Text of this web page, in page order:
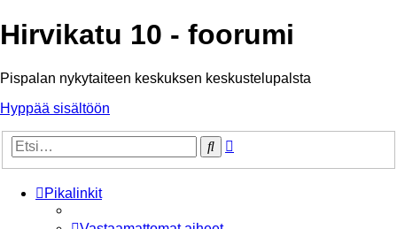
Hirvikatu 10 - foorumi
Pispalan nykytaiteen keskuksen keskustelupalsta
Hyppää sisältöön
Etsi
Pikalinkit